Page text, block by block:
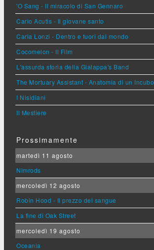
'O Sang - Il miracolo di San Gennaro
Carlo Acutis - Il giovane santo
Carla Lonzi - Dentro e fuori dal mondo
Cocomelon - Il Film
L'assurda storia della Gialappa's Band
The Mortuary Assistant - Anatomia di un Incubo
I Nisidiani
Il Mestiere
Prossimamente
martedì 11 agosto
Nimrods
mercoledì 12 agosto
Robin Hood - Il prezzo del sangue
La fine di Oak Street
mercoledì 19 agosto
Oceania